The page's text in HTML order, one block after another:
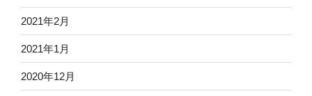
2021年2月
2021年1月
2020年12月